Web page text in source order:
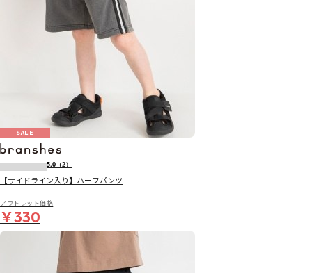
SALE
5.0 （2）
【サイドライン入り】ハーフパンツ
アウトレット価格
￥330